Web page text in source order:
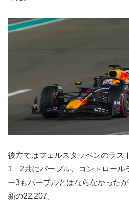
後方ではフェルスタッペンのラス
1・2共にパープル、コントロール
ー3もパープルとはならなかった
新の22.207。